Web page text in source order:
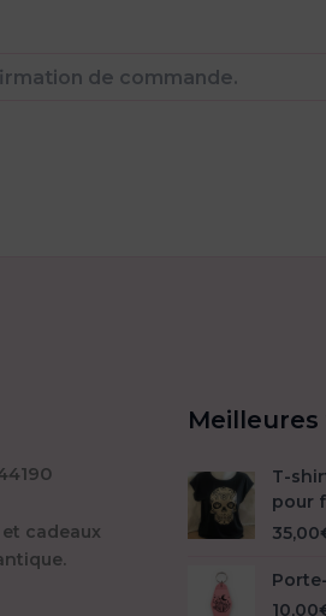
cadeaux
T-
pour
35,00
10,00